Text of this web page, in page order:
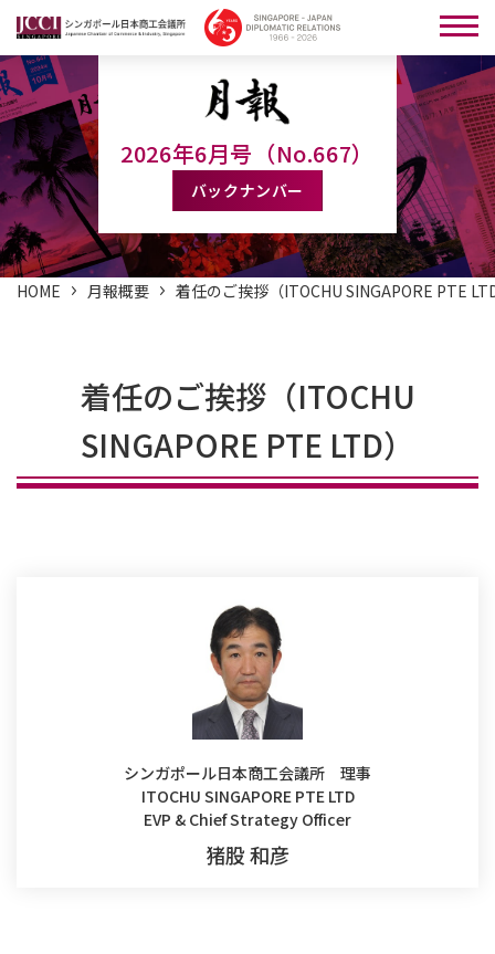
2026年6月号（No.667）
バックナンバー
HOME 月報概要 着任のご挨拶（ITOCHU SINGAPORE PTE
着任のご挨拶（ITOCHU
SINGAPORE PTE LTD）
シンガポール日本商工会議所 理事
ITOCHU SINGAPORE PTE LTD
EVP & Chief Strategy Officer
猪股 和彦